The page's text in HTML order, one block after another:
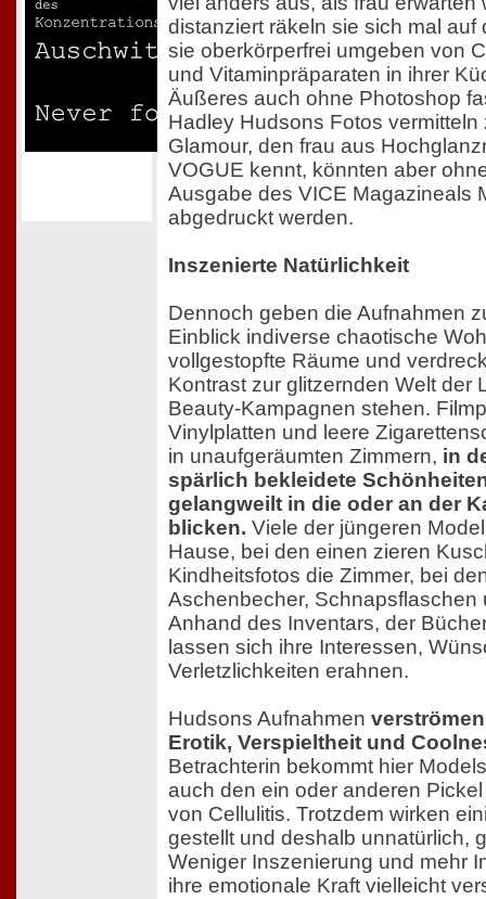
distanziert räkeln sie sich mal auf
sie oberkörperfrei umgeben von
und Vitaminpräparaten in ihrer
Äußeres auch ohne Photoshop
Hadley Hudsons Fotos vermitteln
Glamour, den frau aus
VOGUE kennt, könnten aber
Ausgabe des VICE Magazineals
abgedruckt werden.
Inszenierte Natürlichkeit
Dennoch geben die Aufnahmen
Einblick indiverse chaotische
vollgestopfte Räume und
Kontrast zur glitzernden Welt der
Beauty-Kampagnen stehen.
Vinylplatten und leere
in unaufgeräumten Zimmern, in
spärlich bekleidete
gelangweilt in die oder an der
blicken. Viele der jüngeren
Hause, bei den einen zieren
Kindheitsfotos die Zimmer, bei
Aschenbecher, Schnapsflaschen
Anhand des Inventars, der
lassen sich ihre Interessen,
Verletzlichkeiten erahnen.
Hudsons Aufnahmen
Erotik, Verspieltheit und
Betrachterin bekommt hier
auch den ein oder anderen
von Cellulitis. Trotzdem wirken
gestellt und deshalb unnatürlich,
Weniger Inszenierung und mehr
ihre emotionale Kraft vielleicht